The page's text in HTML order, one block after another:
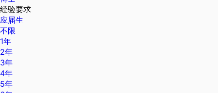
经验要求
应届生
不限
1年
2年
3年
4年
5年